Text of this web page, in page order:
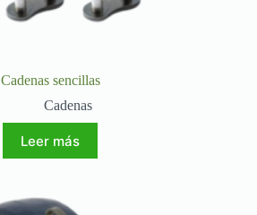
Cadenas sencillas
Cadenas
Leer más